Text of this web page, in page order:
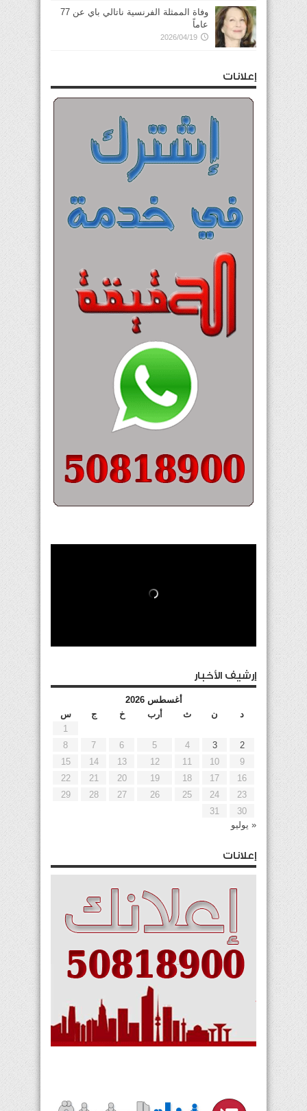
وفاة الممثلة الفرنسية ناتالي باي عن 77
عاماً
2026/04/19
إعلانات
إرشيف الأخبار
أغسطس 2026
د
ن ث أرب خ ج
س
1
2
3
4
5
6
7
8
9
10
11
12
13
14
15
16
17
18
19
20
21
22
23
24
25
26
27
28
29
30
31
« يوليو
إعلانات